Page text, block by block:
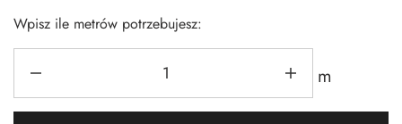
Wpisz ile metrów potrzebujesz:
m